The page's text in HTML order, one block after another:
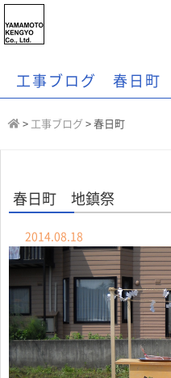
工事ブログ 春日町
> 工事ブログ > 春日町
春日町 地鎮祭
2014.08.18